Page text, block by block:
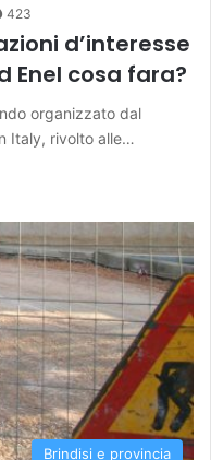
423
d’interesse
Enel cosa fara?
organizzato dal
Italy, rivolto alle…
Brindisi e provincia